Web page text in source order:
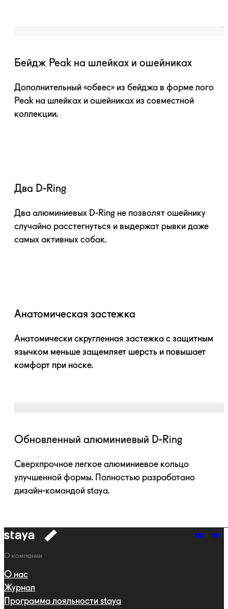
Бейдж Peak на шлейках и ошейниках
Дополнительный «обвес» из бейджа в форме лого
Peak на шлейках и ошейниках из совместной
коллекции.
Два D-Ring
Два алюминиевых D-Ring не позволят ошейнику
случайно расстегнуться и выдержат рывки даже
самых активных собак.
Анатомическая застежка
Анатомически скругленная застежка с защитным
язычком меньше защемляет шерсть и повышает
комфорт при носке.
Обновленный алюминиевый D-Ring
Сверхпрочное легкое алюминиевое кольцо
улучшенной формы. Полностью разработано
дизайн-командой staya.
к
Навигация
О компании
О нас
Журнал
Программа лояльности staya